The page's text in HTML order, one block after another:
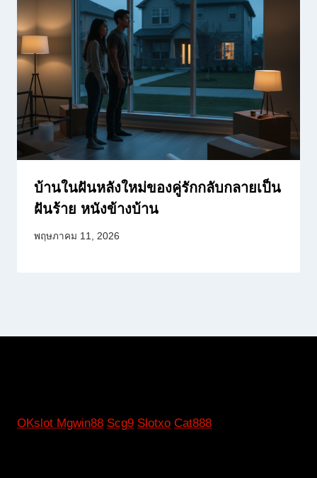
บ้านในฝันหลังใหม่ของคู่รักกลับกลายเป็น
ฝันร้าย หนังข้างบ้าน
พฤษภาคม 11, 2026
OKslot Mgwin88 Scg9 Slotxo Cat888